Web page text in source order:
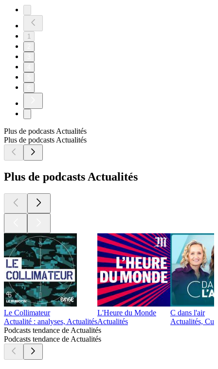
1
Plus de podcasts Actualités
Plus de podcasts Actualités
Plus de podcasts Actualités
Le Collimateur
Actualité : analyses, Actualités
L'Heure du Monde
Actualités
C dans l'air
Actualités,
Podcasts tendance de Actualités
Podcasts tendance de Actualités